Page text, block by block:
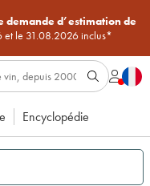
demande d’estimation de
et le 31.08.2026 inclus*
Encyclopédie